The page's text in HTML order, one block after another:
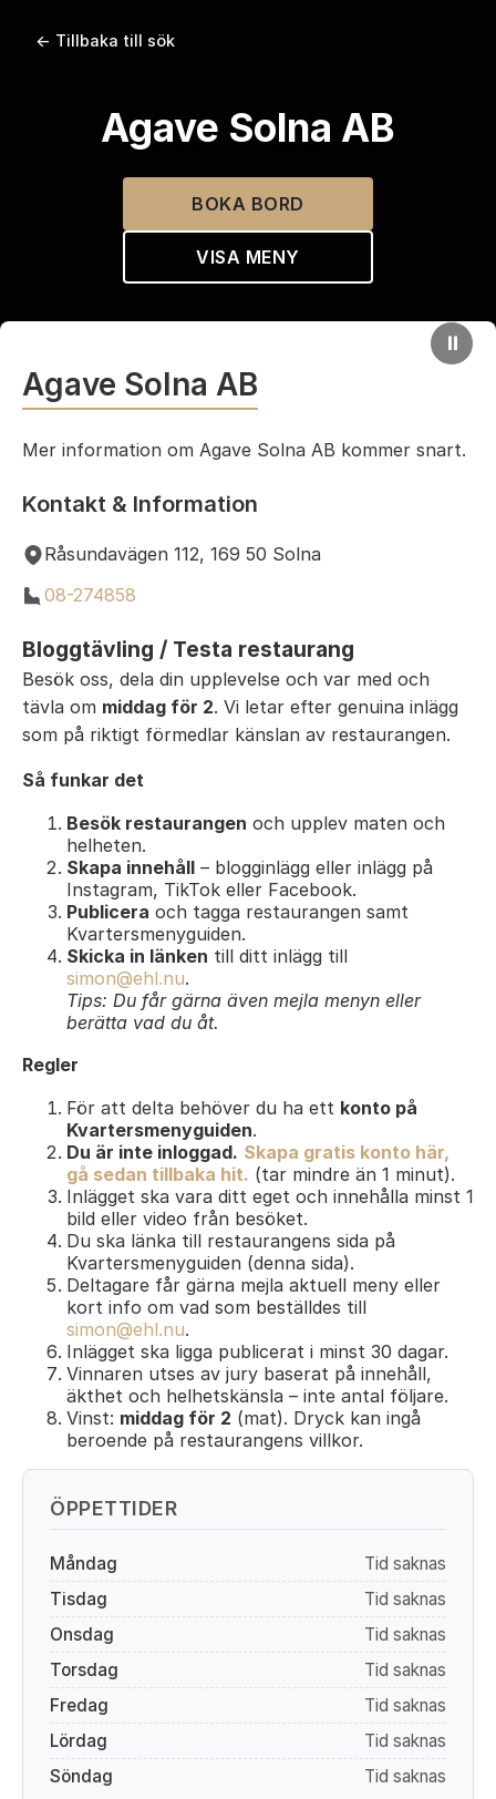
← Tillbaka till sök
Agave Solna AB
BOKA BORD
VISA MENY
⏸
Agave Solna AB
Mer information om Agave Solna AB kommer snart.
Kontakt & Information
Råsundavägen 112, 169 50 Solna
08-274858
Bloggtävling / Testa restaurang
Besök oss, dela din upplevelse och var med och
tävla om middag för 2. Vi letar efter genuina inlägg
som på riktigt förmedlar känslan av restaurangen.
Så funkar det
Besök restaurangen och upplev maten och
helheten.
Skapa innehåll – blogginlägg eller inlägg på
Instagram, TikTok eller Facebook.
Publicera och tagga restaurangen samt
Kvartersmenyguiden.
Skicka in länken till ditt inlägg till
simon@ehl.nu.
Tips: Du får gärna även mejla menyn eller
berätta vad du åt.
Regler
För att delta behöver du ha ett konto på
Kvartersmenyguiden.
Du är inte inloggad. Skapa gratis konto här,
gå sedan tillbaka hit. (tar mindre än 1 minut).
Inlägget ska vara ditt eget och innehålla minst 1
bild eller video från besöket.
Du ska länka till restaurangens sida på
Kvartersmenyguiden (denna sida).
Deltagare får gärna mejla aktuell meny eller
kort info om vad som beställdes till
simon@ehl.nu.
Inlägget ska ligga publicerat i minst 30 dagar.
Vinnaren utses av jury baserat på innehåll,
äkthet och helhetskänsla – inte antal följare.
Vinst: middag för 2 (mat). Dryck kan ingå
beroende på restaurangens villkor.
ÖPPETTIDER
Måndag
Tid saknas
Tisdag
Tid saknas
Onsdag
Tid saknas
Torsdag
Tid saknas
Fredag
Tid saknas
Lördag
Tid saknas
Söndag
Tid saknas